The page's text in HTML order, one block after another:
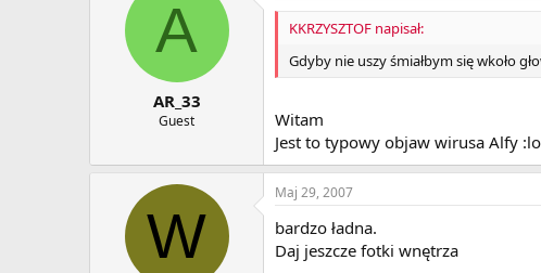
A
AR_33
Guest
KKRZYSZTOF napisał:
Gdyby nie uszy śmiałbym się wkoło
Witam
Jest to typowy objaw wirusa Alfy
W
Maj 29, 2007
bardzo ładna.
Daj jeszcze fotki wnętrza